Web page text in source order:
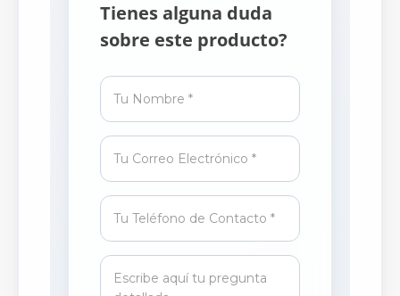
Tienes alguna duda
sobre este producto?